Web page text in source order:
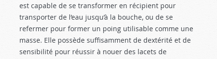
est capable de se transformer en récipient pour
transporter de l’eau jusqu’à la bouche, ou de se
refermer pour former un poing utilisable comme une
masse. Elle possède suffisamment de dextérité et de
sensibilité pour réussir à nouer des lacets de